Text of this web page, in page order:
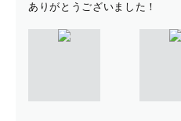
ありがとうございました！